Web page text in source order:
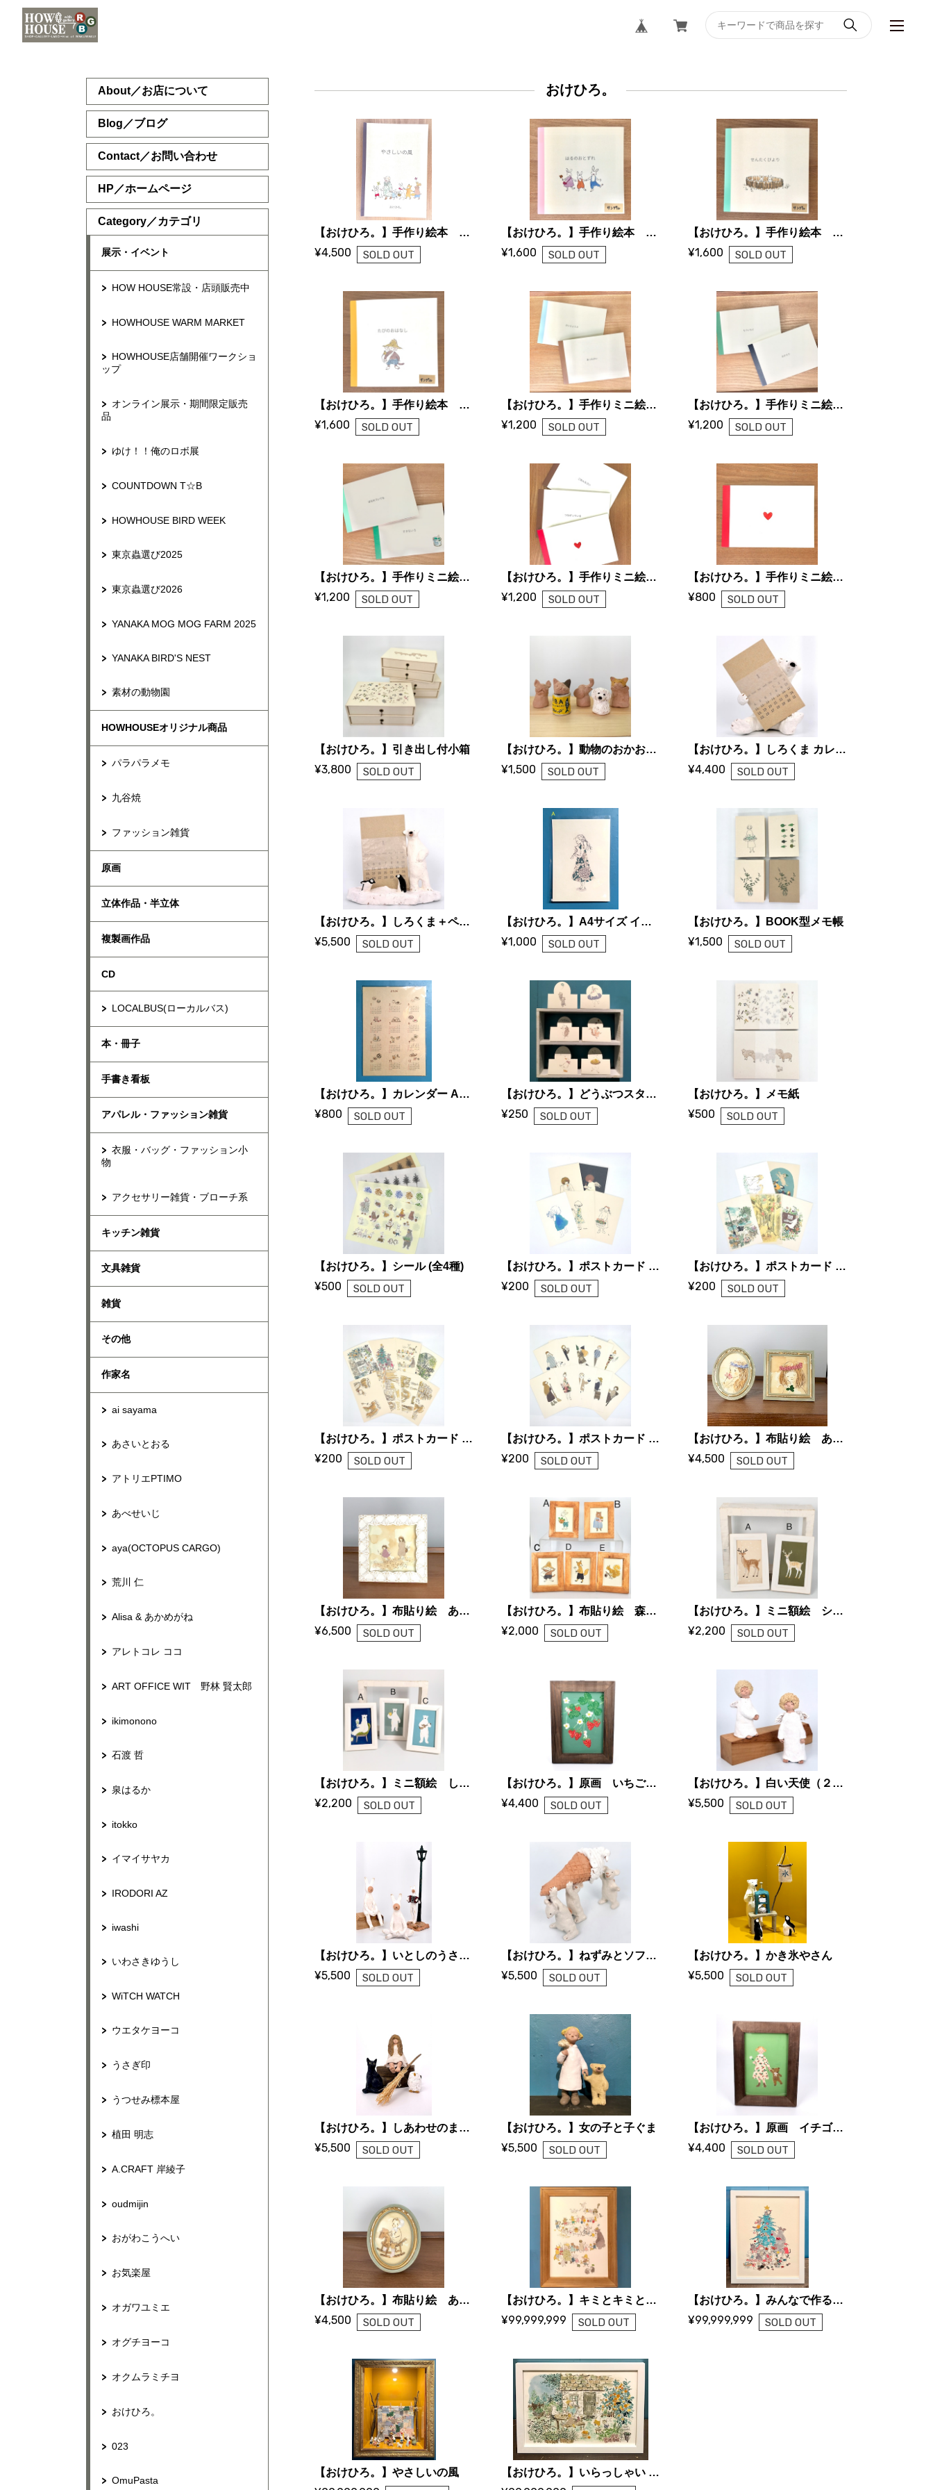
About／お店について
Blog／ブログ
Contact／お問い合わせ
HP／ホームページ
Category／カテゴリ
展示・イベント
HOW HOUSE常設・店頭販売中
HOWHOUSE WARM MARKET
HOWHOUSE店舗開催ワークショ
ップ
オンライン展示・期間限定販売
品
ゆけ！！俺のロボ展
COUNTDOWN T☆B
HOWHOUSE BIRD WEEK
東京蟲選び2025
東京蟲選び2026
YANAKA MOG MOG FARM 2025
YANAKA BIRD'S NEST
素材の動物園
HOWHOUSEオリジナル商品
パラパラメモ
九谷焼
ファッション雑貨
原画
立体作品・半立体
複製画作品
CD
LOCALBUS(ローカルバス)
本・冊子
手書き看板
アパレル・ファッション雑貨
衣服・バッグ・ファッション小
物
アクセサリー雑貨・ブローチ系
キッチン雑貨
文具雑貨
雑貨
その他
作家名
ai sayama
あさいとおる
アトリエPTIMO
あべせいじ
aya(OCTOPUS CARGO)
荒川 仁
Alisa & あかめがね
アレトコレ ココ
ART OFFICE WIT 野林 賢太郎
ikimonono
石渡 哲
泉はるか
itokko
イマイサヤカ
IRODORI AZ
iwashi
いわさきゆうし
WiTCH WATCH
ウエタケヨーコ
うさぎ印
うつせみ標本屋
植田 明志
A.CRAFT 岸綾子
oudmijin
おがわこうへい
お気楽屋
オガワユミエ
オグチヨーコ
オクムラミチヨ
おけひろ。
023
OmuPasta
おけひろ。
【おけひろ。】手作り絵本 やさしいの風
¥4,500 SOLD OUT
【おけひろ。】手作り絵本 はるのおとずれ
¥1,600 SOLD OUT
【おけひろ。】手作り絵本 せんたくびより
¥1,600 SOLD OUT
【おけひろ。】手作り絵本 たびのおはなし
¥1,600 SOLD OUT
【おけひろ。】手作りミニ絵本 だいじょうぶ / あったかい
¥1,200 SOLD OUT
【おけひろ。】手作りミニ絵本 もういちど / おかえり
¥1,200 SOLD OUT
【おけひろ。】手作りミニ絵本 はなれていても / すきないろ
¥1,200 SOLD OUT
【おけひろ。】手作りミニ絵本 つながっている / ごめんなさい
¥1,200 SOLD OUT
【おけひろ。】手作りミニ絵本 ♡(ハート)
¥800 SOLD OUT
【おけひろ。】引き出し付小箱
¥3,800 SOLD OUT
【おけひろ。】動物のおかお人形
¥1,500 SOLD OUT
【おけひろ。】しろくま カレンダー付
¥4,400 SOLD OUT
【おけひろ。】しろくま＋ペンギン カレンダー付
¥5,500 SOLD OUT
【おけひろ。】A4サイズ イラストポスター (全6種)
¥1,000 SOLD OUT
【おけひろ。】BOOK型メモ帳
¥1,500 SOLD OUT
【おけひろ。】カレンダー A3サイズ
¥800 SOLD OUT
【おけひろ。】どうぶつスタンドカード A~F
¥250 SOLD OUT
【おけひろ。】メモ紙
¥500 SOLD OUT
【おけひろ。】シール (全4種)
¥500 SOLD OUT
【おけひろ。】ポストカード A〜E
¥200 SOLD OUT
【おけひろ。】ポストカード F〜J
¥200 SOLD OUT
【おけひろ。】ポストカード A〜H
¥200 SOLD OUT
【おけひろ。】ポストカード I〜R
¥200 SOLD OUT
【おけひろ。】布貼り絵 あなたに逢いに
¥4,500 SOLD OUT
【おけひろ。】布貼り絵 あの日 あの時 愛おしい思い出
¥6,500 SOLD OUT
【おけひろ。】布貼り絵 森のなかまたち
¥2,000 SOLD OUT
【おけひろ。】ミニ額絵 シカ ミシン ハリネズミ
¥2,200 SOLD OUT
【おけひろ。】ミニ額絵 しろくま
¥2,200 SOLD OUT
【おけひろ。】原画 いちごと小人
¥4,400 SOLD OUT
【おけひろ。】白い天使（２種）
¥5,500 SOLD OUT
【おけひろ。】いとしのうさぎ氏（３種）
¥5,500 SOLD OUT
【おけひろ。】ねずみとソフトクリーム
¥5,500 SOLD OUT
【おけひろ。】かき氷やさん
¥5,500 SOLD OUT
【おけひろ。】しあわせのまほう
¥5,500 SOLD OUT
【おけひろ。】女の子と子ぐま
¥5,500 SOLD OUT
【おけひろ。】原画 イチゴ柄ワンピース
¥4,400 SOLD OUT
【おけひろ。】布貼り絵 あの日 あの時 愛おしい思い出
¥4,500 SOLD OUT
【おけひろ。】キミとキミとキミと…キミもキミもキミも…一緒に作る物語 ずっと続く、物語
¥99,999,999 SOLD OUT
【おけひろ。】みんなで作るやさしいの森のクリスマス
¥99,999,999 SOLD OUT
【おけひろ。】やさしいの風 【おけひろ。】いらっしゃい 美味しい時間は やさしい時間